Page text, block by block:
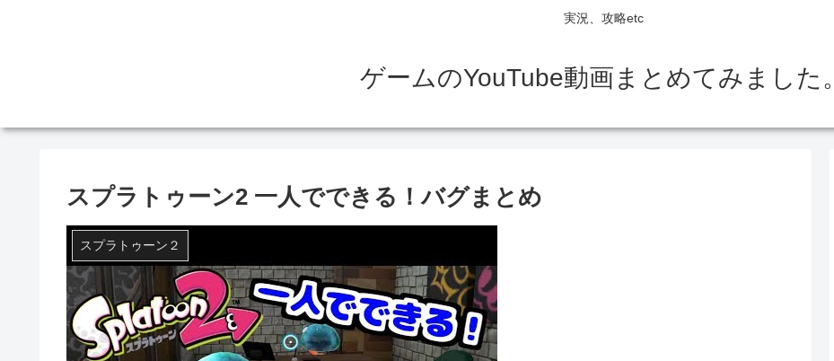
実況、攻略etc
ゲームのYouTube動画まとめてみました。
スプラトゥーン2 一人でできる！バグまとめ
スプラトゥーン２